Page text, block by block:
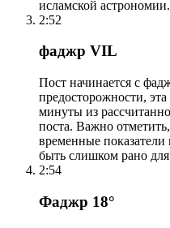
исламской астрономии.
2:52
фаджр VIL
Пост начинается с
предосторожности,
минуты из
поста. Важно
временные показатели
быть слишком рано
2:54
Фаджр 18°